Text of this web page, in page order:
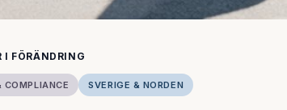
I FÖRÄNDRING
COMPLIANCE SVERIGE & NORDEN